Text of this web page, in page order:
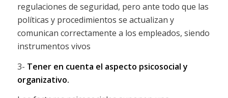
regulaciones de seguridad, pero ante todo que las
políticas y procedimientos se actualizan y
comunican correctamente a los empleados, siendo
instrumentos vivos
3- Tener en cuenta el aspecto psicosocial y
organizativo.